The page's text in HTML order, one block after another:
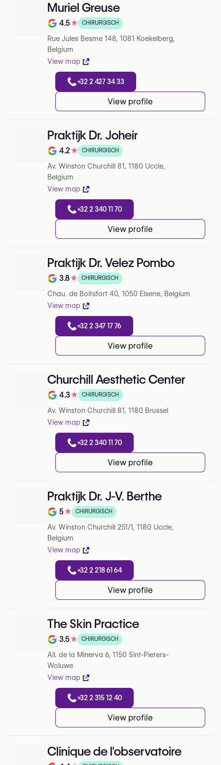
Muriel Greuse
Note de 4.5 sur 5 sur Google
4.5★ CHIRURGISCH
Rue Jules Besme 148, 1081 Koekelberg,
Belgium
View map
+32 2 427 34 33
View profile
Praktijk Dr. Joheir
Note de 4.2 sur 5 sur Google
4.2★ CHIRURGISCH
Av. Winston Churchill 81, 1180 Uccle,
Belgium
View map
+32 2 340 11 70
View profile
Praktijk Dr. Velez Pombo
Note de 3.8 sur 5 sur Google
3.8★ CHIRURGISCH
Chau. de Boitsfort 40, 1050 Elsene, Belgium
View map
+32 2 347 17 76
View profile
Churchill Aesthetic Center
Note de 4.3 sur 5 sur Google
4.3★ CHIRURGISCH
Av. Winston Churchill 81, 1180 Brussel
View map
+32 2 340 11 70
View profile
Praktijk Dr. J-V. Berthe
Note de 5 sur 5 sur Google
5★ CHIRURGISCH
Av. Winston Churchill 251/1, 1180 Uccle,
Belgium
View map
+32 2 218 61 64
View profile
The Skin Practice
Note de 3.5 sur 5 sur Google
3.5★ CHIRURGISCH
All. de la Minerva 6, 1150 Sint-Pieters-
Woluwe
View map
+32 2 315 12 40
View profile
Clinique de l'observatoire